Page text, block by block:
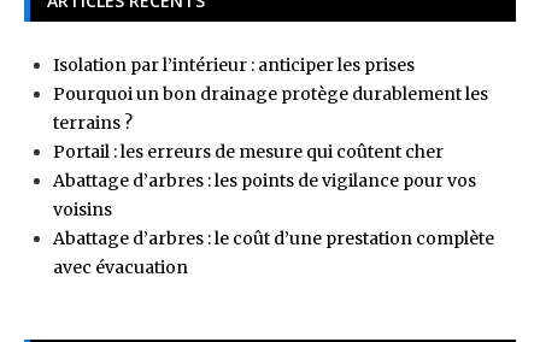
Isolation par l’intérieur : anticiper les prises
Pourquoi un bon drainage protège durablement les
terrains ?
Portail : les erreurs de mesure qui coûtent cher
Abattage d’arbres : les points de vigilance pour vos
voisins
Abattage d’arbres : le coût d’une prestation complète
avec évacuation